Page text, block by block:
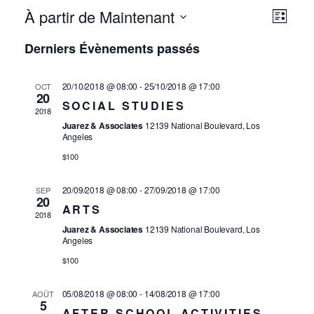
vues
Liste
À partir de Maintenant
Derniers Évènements passés
OCT
20
2018
20/10/2018 @ 08:00 -25/10/2018 @ 17:00
SOCIAL STUDIES
Juarez & Associates 12139 National Boulevard, Los
Angeles
$100
SEP
20
2018
20/09/2018 @ 08:00 -27/09/2018 @ 17:00
ARTS
Juarez & Associates 12139 National Boulevard, Los
Angeles
$100
AOÛT
5
05/08/2018 @ 08:00 - 14/08/2018 @ 17:00